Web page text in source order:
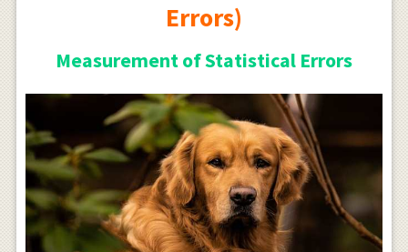
Errors)
Measurement of Statistical Errors